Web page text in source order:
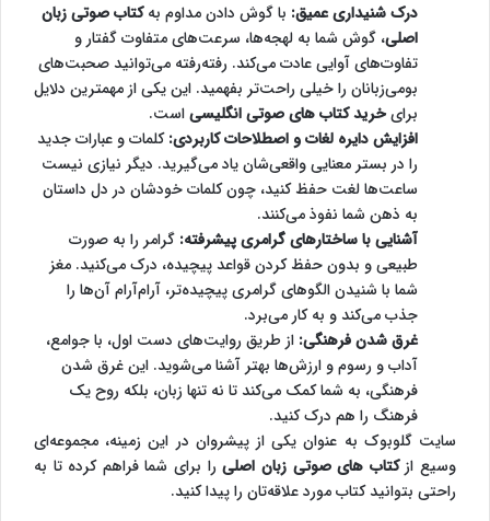
درک شنیداری عمیق: با گوش دادن مداوم بهکتاب صوتی زبان
اصلی، گوش شما به لهجه‌ها، سرعت‌های متفاوت گفتار و
تفاوت‌های آوایی عادت می‌کند. رفته‌رفته می‌توانید صحبت‌های
بومی‌زبانان را خیلی راحت‌تر بفهمید. این یکی از مهمترین دلایل
برایخرید کتاب های صوتی انگلیسیاست.
افزایش دایره لغات و اصطلاحات کاربردی:کلمات و عبارات جدید
را در بستر معنایی واقعی‌شان یاد می‌گیرید. دیگر نیازی نیست
ساعت‌ها لغت حفظ کنید، چون کلمات خودشان در دل داستان
به ذهن شما نفوذ می‌کنند.
آشنایی با ساختارهای گرامری پیشرفته: گرامر را به صورت
طبیعی و بدون حفظ کردن قواعد پیچیده، درک می‌کنید. مغز
شما با شنیدن الگوهای گرامری پیچیده‌تر، آرام‌آرام آن‌ها را
جذب می‌کند و به کار می‌برد.
غرق شدن فرهنگی: از طریق روایت‌های دست اول، با جوامع،
آداب و رسوم و ارزش‌ها بهتر آشنا می‌شوید. این غرق شدن
فرهنگی، به شما کمک می‌کند تا نه تنها زبان، بلکه روح یک
فرهنگ را هم درک کنید.
سایت گلوبوک به عنوان یکی از پیشروان در این زمینه، مجموعه‌ای
وسیع ازکتاب های صوتی زبان اصلیرا برای شما فراهم کرده تا به
راحتی بتوانید کتاب مورد علاقه‌تان را پیدا کنید.